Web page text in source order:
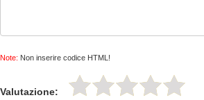
Note: Non inserire codice HTML!
Valutazione: